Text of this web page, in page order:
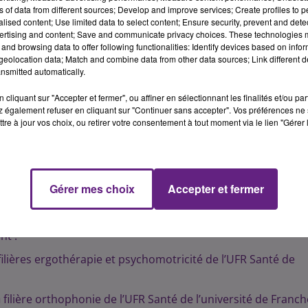
la réfection et isolation de la toiture du bâtiment principal
la mise aux normes de sécurité et d’accessibilité,
pour l’isolation thermique des murs extérieurs et le
orthophonie de l'UFC
responsabilités locales a transféré aux régions une
sanitaires et sociales. Elles assurent la prise en charge
et peuvent participer au financement du
Elles agréent et autorisent également l’ouverture de
:
ergothérapie et psychomotricité de l’UFR Santé de
orthophonie de l’UFR Santé de l’université de
of data from different sources; Develop and improve services; Create profiles to
content; Use limited data to select content; Ensure security, prevent and
and content; Save and communicate privacy choices. These technologies
browsing data to offer following functionalities: Identify devices based on
data; Match and combine data from other data sources; Link different
automatically.
cliquant sur "Accepter et fermer", ou affiner en sélectionnant les finalités et/ou
également refuser en cliquant sur "Continuer sans accepter". Vos préférences
à jour vos choix, ou retirer votre consentement à tout moment via le lien
Gérer mes choix Accepter et fermer